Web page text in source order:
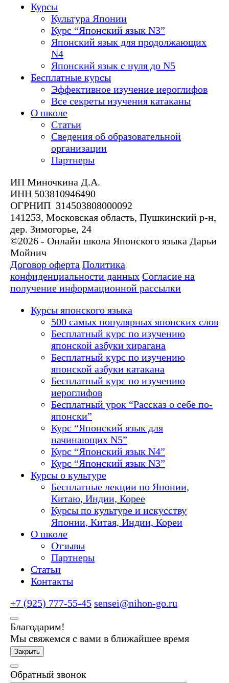
Курсы
Культура Японии
Курс “Японский язык N3”
Японский язык для продолжающих
N4
Японский язык с нуля до N5
Бесплатные курсы
Эффективное изучение иероглифов
Все секреты изучения катаканы
О школе
Статьи
Сведения об образовательной
организации
Партнеры
ИП Миночкина Д.А.
ИНН 503810946490
ОГРНИП 314503808000092
141253, Московская область, Пушкинский р-н,
дер. Зимогорье, 24
©2026 - Онлайн школа Японского языка Дарьи
Мойнич
Договор оферта Политика
конфиденциальности данных Согласие на
получение информационной рассылки
Курсы японского языка
500 самых популярных японских слов
Бесплатный курс по изучению
японской азбуки хирагана
Бесплатный курс по изучению
японской азбуки катакана
Бесплатный курс по изучению
иероглифов
Бесплатный урок “Рассказ о себе по-
японски”
Курс “Японский язык для
начинающих N5”
Курс “Японский язык N4”
Курс “Японский язык N3”
Курсы о культуре
Бесплатные лекции по Японии,
Китаю, Индии, Корее
Курсы по культуре и искусству
Японии, Китая, Индии, Кореи
О школе
Отзывы
Партнеры
Статьи
Контакты
+7 (925) 777-55-45 sensei@nihon-go.ru
Благодарим!
Мы свяжемся с вами в ближайшее время
Закрыть
Обратный звонок